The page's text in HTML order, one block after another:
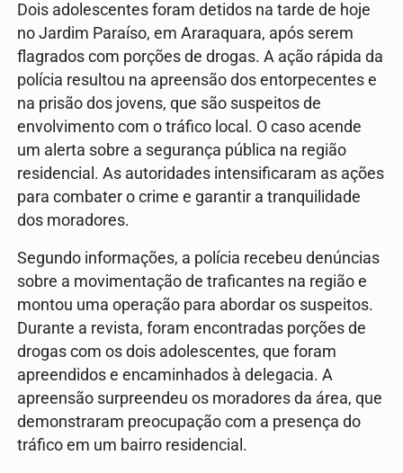
Dois adolescentes foram detidos na tarde de hoje
no Jardim Paraíso, em Araraquara, após serem
flagrados com porções de drogas. A ação rápida da
polícia resultou na apreensão dos entorpecentes e
na prisão dos jovens, que são suspeitos de
envolvimento com o tráfico local. O caso acende
um alerta sobre a segurança pública na região
residencial. As autoridades intensificaram as ações
para combater o crime e garantir a tranquilidade
dos moradores.
Segundo informações, a polícia recebeu denúncias
sobre a movimentação de traficantes na região e
montou uma operação para abordar os suspeitos.
Durante a revista, foram encontradas porções de
drogas com os dois adolescentes, que foram
apreendidos e encaminhados à delegacia. A
apreensão surpreendeu os moradores da área, que
demonstraram preocupação com a presença do
tráfico em um bairro residencial.